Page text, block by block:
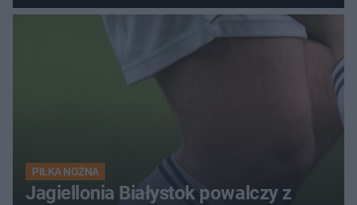
PIŁKA NOŻNA
Jagiellonia Białystok powalczy z